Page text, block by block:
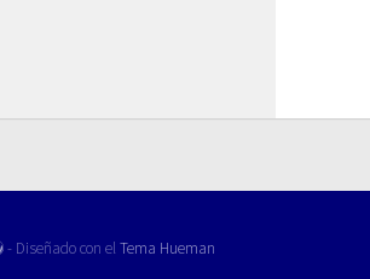
- Diseñado con elTema Hueman